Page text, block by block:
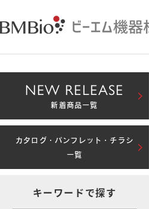
NEW RELEASE
新着商品一覧
カタログ・パンフレット・チラシ
一覧
キーワードで探す